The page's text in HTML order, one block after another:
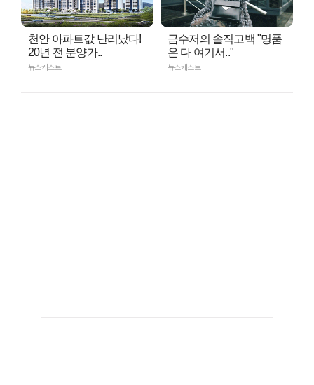
천안 아파트값 난리났다!
20년 전 분양가..
뉴스캐스트
금수저의 솔직고백 "명품
은 다 여기서.."
뉴스캐스트